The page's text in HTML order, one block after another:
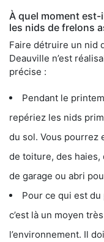
À quel moment
les nids de frelons
Faire détruire un nid
Deauville n’est
précise :
Pendant le
repériez les nids
du sol. Vous pourrez
de toiture, des
de garage ou abri
Pour ce qui est
c’est là un moyen
l’environnement. Il